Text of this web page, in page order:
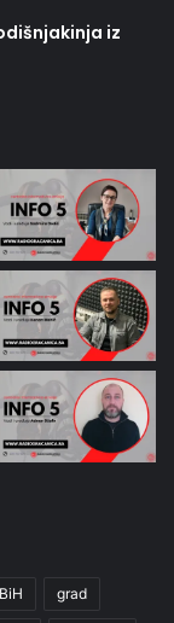
iz
grad